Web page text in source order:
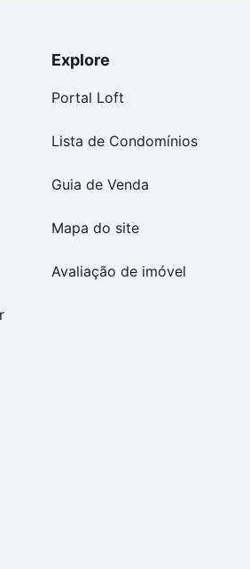
Explore
Portal Loft
Lista de Condomínios
Guia de Venda
Mapa do site
Avaliação de imóvel